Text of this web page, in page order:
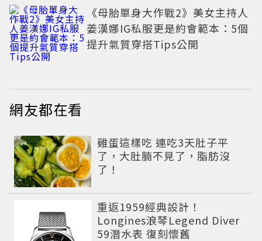
《母胎單身大作戰2》美女主持人
姜漢娜IG私服更是約會範本：5個
提升氣質穿搭Tips公開
網友都在看
雞蛋這樣吃 連吃3天肚子平
了，大肚腩不見了，脂肪沒
了！
PR
重返1959經典設計！
Longines浪琴Legend Diver
59潛水表 復刻懷舊